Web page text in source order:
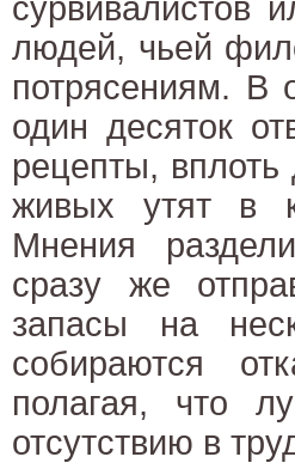
сурвивалистов
людей, чьей
потрясениям. В
один десяток
рецепты, вплоть
живых утят в
Мнения
сразу же
запасы на
собираются
полагая, что
отсутствию в